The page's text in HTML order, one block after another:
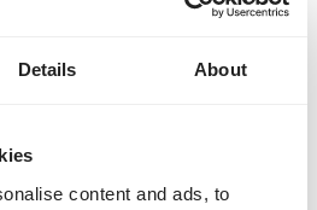
Details About
content and ads, to